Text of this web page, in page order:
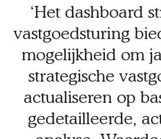
Het dashboard
vastgoedsturing
mogelijkheid om
strategische
actualiseren op
gedetailleerde,